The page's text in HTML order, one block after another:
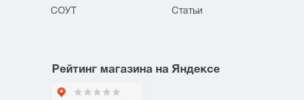
СОУТ
Статьи
Рейтинг магазина на Яндексе